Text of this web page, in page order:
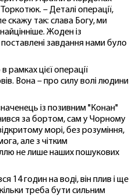
– Деталі операції,
скажу так: слава Богу, ми
Жоден із
завдання нами було
рамках цієї операції
Вона – про силу волі людини
із позивним "Конан"
за бортом, сам у Чорному
морі, без розуміння,
але з чітким
не лише наших пошукових
14 годин на воді, він плив і ще
треба бути сильним